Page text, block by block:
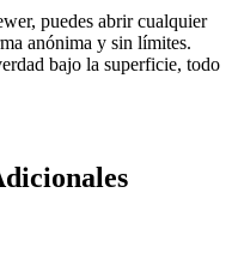
puedes abrir cualquier
anónima y sin límites.
bajo la superficie, todo